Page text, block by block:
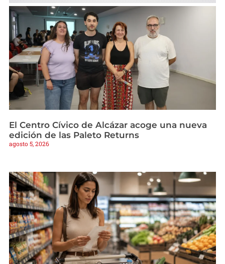
El Centro Cívico de Alcázar acoge una nueva
edición de las Paleto Returns
agosto 5, 2026